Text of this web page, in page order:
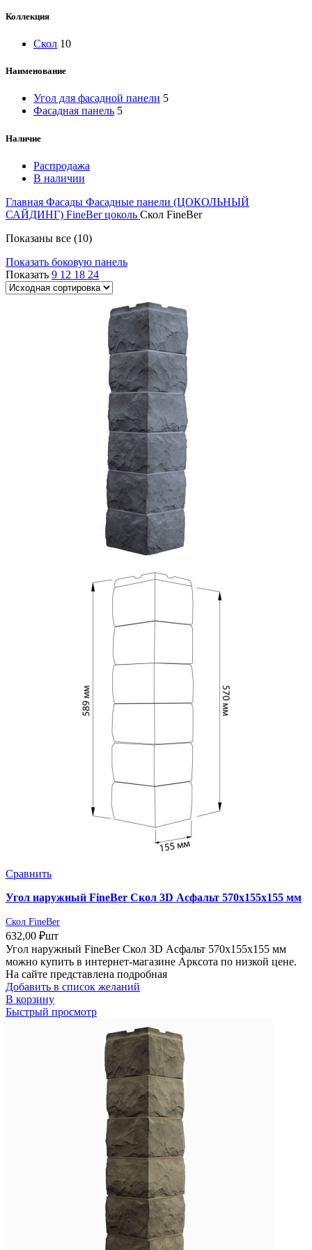
Коллекция
Скол 10
Наименование
Угол для фасадной панели 5
Фасадная панель 5
Наличие
Распродажа
В наличии
Главная Фасады Фасадные панели (ЦОКОЛЬНЫЙ
САЙДИНГ) FineBer цоколь Скол FineBer
Показаны все (10)
Показать боковую панель
Показать 9 12 18 24
Сравнить
Угол наружный FineBer Скол 3D Асфальт 570х155х155 мм
Скол FineBer
632,00 ₽шт
Угол наружный FineBer Скол 3D Асфальт 570х155х155 мм
можно купить в интернет-магазине Арксота по низкой цене.
На сайте представлена подробная
Добавить в список желаний
В корзину
Быстрый просмотр